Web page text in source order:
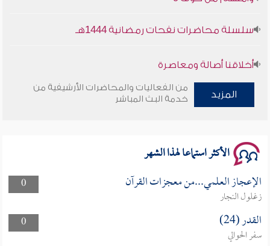
سلسلة محاضرات نفحات رمضانية 1444هـ
أخلاقنا أصالة ومعاصرة
وأمنهم من خوف 9
المزيد
من الفعاليات والمحاضرات الأرشيفية من
خدمة البث المباشر
الأكثر استماعا لهذا الشهر
0 الإعجاز العلمي...من معجزات القرآن
زغلول النجار
0
القدر (24)
سفر الحوالي